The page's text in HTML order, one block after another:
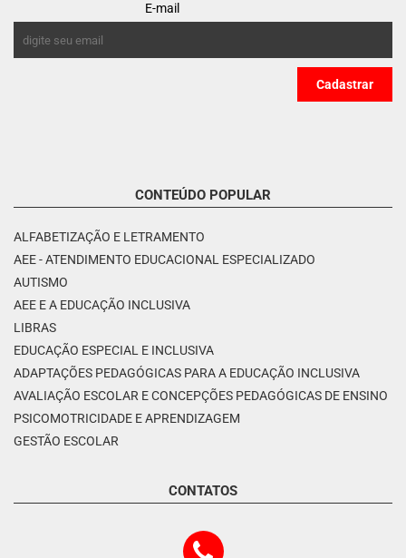
E-mail
CONTEÚDO POPULAR
ALFABETIZAÇÃO E LETRAMENTO
AEE - ATENDIMENTO EDUCACIONAL ESPECIALIZADO
AUTISMO
AEE E A EDUCAÇÃO INCLUSIVA
LIBRAS
EDUCAÇÃO ESPECIAL E INCLUSIVA
ADAPTAÇÕES PEDAGÓGICAS PARA A EDUCAÇÃO INCLUSIVA
AVALIAÇÃO ESCOLAR E CONCEPÇÕES PEDAGÓGICAS DE ENSINO
PSICOMOTRICIDADE E APRENDIZAGEM
GESTÃO ESCOLAR
CONTATOS